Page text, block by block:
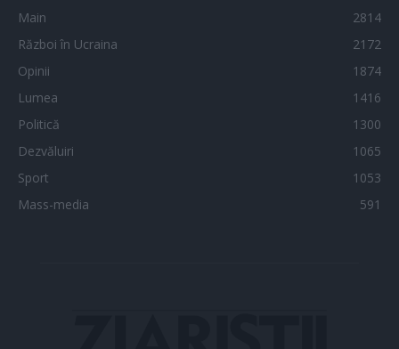
Main
2814
Război în Ucraina
2172
Opinii
1874
Lumea
1416
Politică
1300
Dezvăluiri
1065
Sport
1053
Mass-media
591